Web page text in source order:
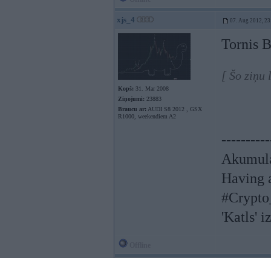
xjs_4 07. Aug 2012,
Kopš: 31. Mar 2008
Ziņojumi: 23883
Braucu ar: AUDI S8 2012 , GSX
R1000, weekendiem A2
Tornis
[ Šo ziņu
Having
'Katls'